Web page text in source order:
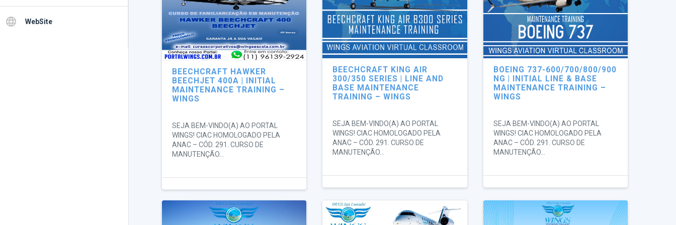
BEECHCRAFT HAWKER
BEECHJET 400A | INITIAL
MAINTENANCE TRAINING –
WINGS
SEJA BEM-VINDO(A) AO PORTAL
WINGS! CIAC HOMOLOGADO PELA
ANAC – CÓD. 291. CURSO DE
MANUTENÇÃO...
BEECHCRAFT KING AIR
300/350 SERIES | LINE AND
BASE MAINTENANCE
TRAINING – WINGS
SEJA BEM-VINDO(A) AO PORTAL
WINGS! CIAC HOMOLOGADO PELA
ANAC – CÓD. 291. CURSO DE
MANUTENÇÃO...
BOEING 737-600/700/800/900
NG | INITIAL LINE & BASE
MAINTENANCE TRAINING –
WINGS
SEJA BEM-VINDO(A) AO PORTAL
WINGS! CIAC HOMOLOGADO PELA
ANAC – CÓD. 291. CURSO DE
MANUTENÇÃO...
language WebSite